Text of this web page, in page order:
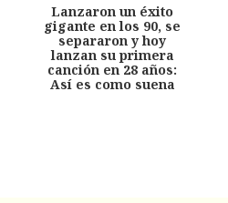
Lanzaron un éxito
gigante en los 90, se
separaron y hoy
lanzan su primera
canción en 28 años:
Así es como suena